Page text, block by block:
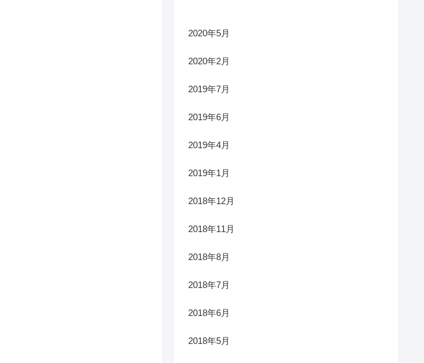
2020年5月
2020年2月
2019年7月
2019年6月
2019年4月
2019年1月
2018年12月
2018年11月
2018年8月
2018年7月
2018年6月
2018年5月